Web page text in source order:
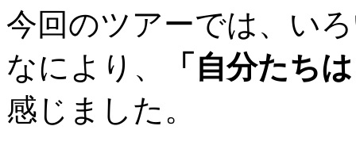
今回のツアーでは、い
なにより、
「自分たち
感じました。